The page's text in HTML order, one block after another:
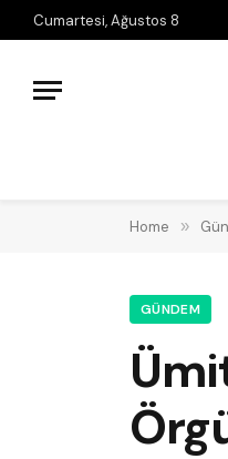
Cumartesi, Ağustos 8
Home »
GÜNDEM